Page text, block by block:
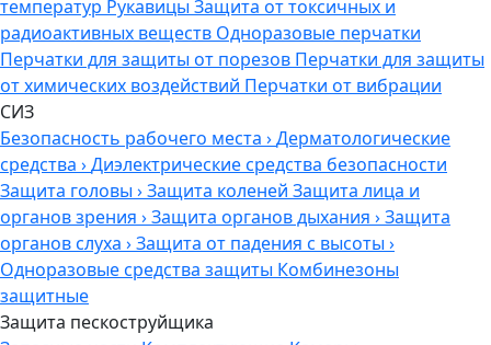
температур Рукавицы Защита от токсичных и
радиоактивных веществ Одноразовые перчатки
Перчатки для защиты от порезов Перчатки для защиты
от химических воздействий Перчатки от вибрации
СИЗ
Безопасность рабочего места ›Дерматологические
средства ›Диэлектрические средства безопасности
Защита головы ›Защита коленей Защита лица и
органов зрения ›Защита органов дыхания ›Защита
органов слуха ›Защита от падения с высоты ›
Одноразовые средства защиты Комбинезоны
защитные
Защита пескоструйщика